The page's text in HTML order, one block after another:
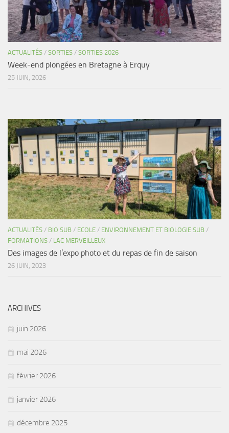
ACTUALITÉS / SORTIES / SORTIES 2026
Week-end plongées en Bretagne à Erquy
25 JUIN, 2026
ACTUALITÉS / BIO SUB / ECOLE / ENVIRONNEMENT ET BIOLOGIE SUB /
FORMATIONS / LAC MERVEILLEUX
Des images de l’expo photo et du repas de fin de saison
26 JUIN, 2023
ARCHIVES
juin 2026
mai 2026
février 2026
janvier 2026
décembre 2025